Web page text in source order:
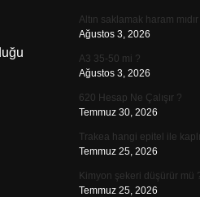
Altın saklamak haram mıdır
Ağustos 3, 2026
A3 35-50 mi ?
Ağustos 3, 2026
620 Hesap Ne Çalışır ?
Temmuz 30, 2026
Trakea hangi epitel ile
Temmuz 25, 2026
Kimyon şekeri düşürür mü
Temmuz 25, 2026